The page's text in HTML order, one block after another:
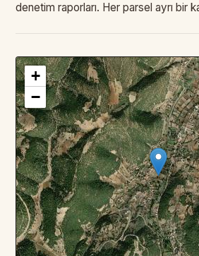
denetim raporları. Her parsel ayrı bir
3 PARSEL · TOPLAM—DA
+
−